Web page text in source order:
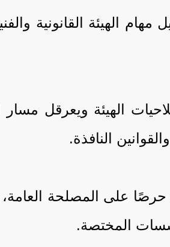
الهيئة القانونية
الهيئة ويعرقل مسار
النافذة.
على المصلحة العامة،
المختصة.